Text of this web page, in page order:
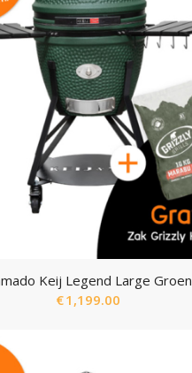
Keij Legend Large Groen
€1,199.00